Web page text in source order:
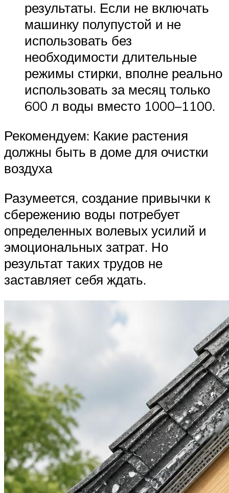
результаты. Если не включать
машинку полупустой и не
использовать без
необходимости длительные
режимы стирки, вполне реально
использовать за месяц только
600 л воды вместо 1000–1100.
Рекомендуем: Какие растения
должны быть в доме для очистки
воздуха
Разумеется, создание привычки к
сбережению воды потребует
определенных волевых усилий и
эмоциональных затрат. Но
результат таких трудов не
заставляет себя ждать.